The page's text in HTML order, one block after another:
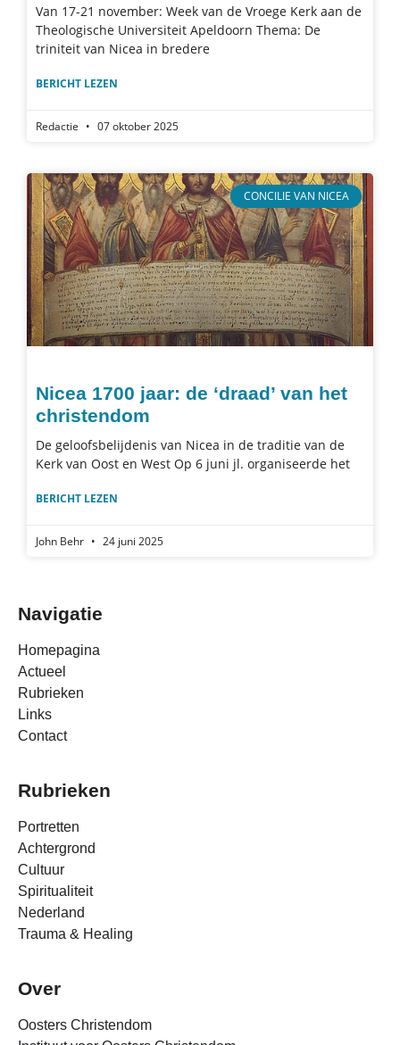
Van 17-21 november: Week van de Vroege Kerk aan de
Theologische Universiteit Apeldoorn Thema: De
triniteit van Nicea in bredere
BERICHT LEZEN
Redactie 07 oktober 2025
CONCILIE VAN NICEA
Nicea 1700 jaar: de ‘draad’ van het
christendom
De geloofsbelijdenis van Nicea in de traditie van de
Kerk van Oost en West Op 6 juni jl. organiseerde het
BERICHT LEZEN
John Behr 24 juni 2025
Navigatie
Homepagina
Actueel
Rubrieken
Links
Contact
Rubrieken
Portretten
Achtergrond
Cultuur
Spiritualiteit
Nederland
Trauma & Healing
Over
Oosters Christendom